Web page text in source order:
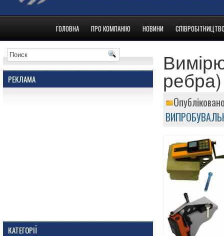
ГОЛОВНА ПРО КОМПАНІЮ НОВИНИ
РЕКЛАМА
КАТЕГОРІЇ